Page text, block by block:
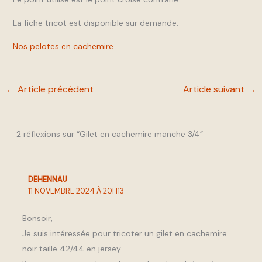
La fiche tricot est disponible sur demande.
Nos pelotes en cachemire
← Article précédent Article suivant →
2 réflexions sur “Gilet en cachemire manche 3/4”
DEHENNAU
11 NOVEMBRE 2024 À 20H13
Bonsoir,
Je suis intéressée pour tricoter un gilet en cachemire
noir taille 42/44 en jersey